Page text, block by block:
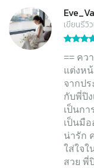
เขียนรีวิ
== คว
แต่งหน้
จากป
กับพี่ปิง
เป็นก
เป็นมื
น่ารัก
ใส่ใจ
สวย พี่